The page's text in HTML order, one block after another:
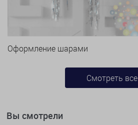
Оформление шарами
Смотреть все
Вы смотрели